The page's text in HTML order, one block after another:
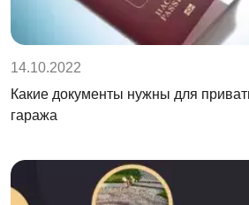
14.10.2022
Какие документы нужны для
гаража